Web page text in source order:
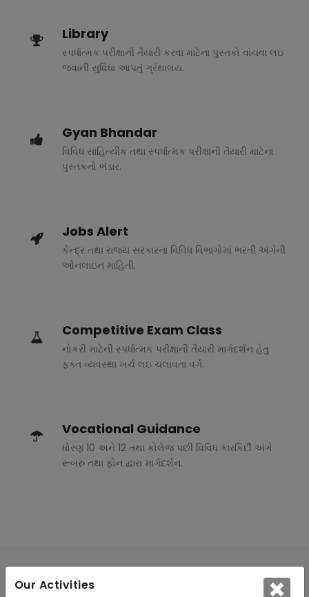
Our Activities
Library
સ્પર્ધાત્મક પરીક્ષાની તૈયારી કરવા માટેના પુસ્તકો વાંચવા લઇ
જવાની સુવિધા આપતું ગ્રંથાલય.
Gyan Bhandar
વિવિધ સાહિત્યીક તથા સ્પર્ધાત્મક પરીક્ષાની તૈયારી માટેના
પુસ્તકનો ભંડાર.
Jobs Alert
કેન્દ્ર તથા રાજ્ય સરકારના વિવિધ વિભાગોમાં ભરતી અંગેની
ઓનલાઇન માહિતી.
Competitive Exam Class
નોકરી માટેની સ્પર્ધાત્મક પરીક્ષાની તૈયારી માર્ગદર્શન હેતુ
ફક્ત વ્યવસ્થા ખર્ચ લઇ ચલાવતા વર્ગ.
Vocational Guidance
ધોરણ 10 અને 12 તથા કોલેજ પછી વિવિધ કારકિર્દી અંગે
રૂબરુ તથા ફોન દ્વારા માર્ગદર્શન.